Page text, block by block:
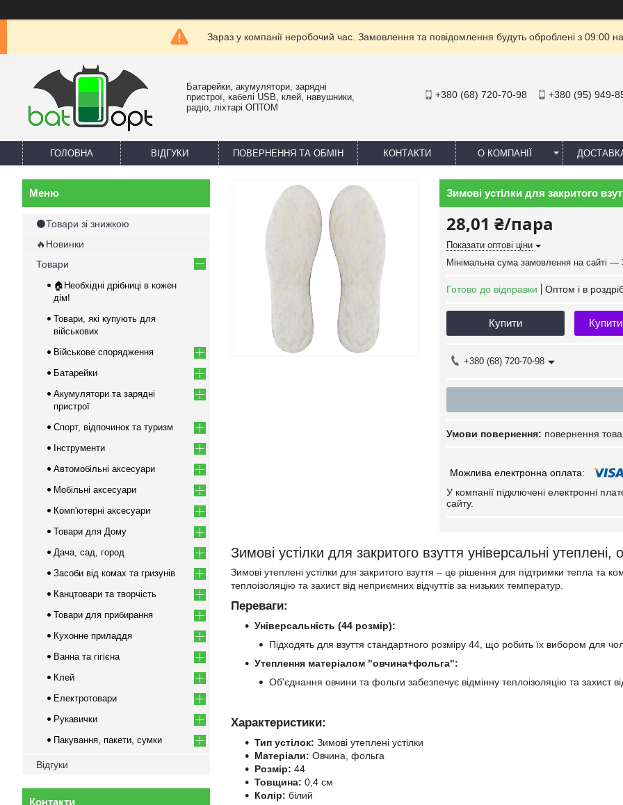
Зараз у компанії неробочий час. Замовлення та повідомлення будуть оброблені з 09:00
Батарейки, акумулятори, зарядні
пристрої, кабелі USB, клей, навушники,
радіо, ліхтарі ОПТОМ
+380 (68) 720-70-98 +380 (95) 949-
ГОЛОВНА ВІДГУКИ ПОВЕРНЕННЯ ТА ОБМІН КОНТАКТИ О КОМПАНІЇ
Зимові устілки для закритого
28,01 ₴/пара
Показати оптові ціни
Мінімальна сума замовлення на сайті —
Готово до відправки Оптом і в
Купити
+380 (68) 720-70-98
повернення
У компанії підключені електронні
сайту.
Зимові устілки для закритого взуття універсальні
Зимові утеплені устілки для закритого взуття – це рішення для підтримки тепла та
теплоізоляцію та захист від неприємних відчуттів за низьких температур.
Переваги:
Універсальність (44 розмір):
Підходять для взуття стандартного розміру 44, що робить їх вибором для
Утеплення матеріалом "овчина+фольга":
Об'єднання овчини та фольги забезпечує відмінну теплоізоляцію та захист
Характеристики:
Тип устілок: Зимові утеплені устілки
Матеріали: Овчина, фольга
Розмір: 44
Товщина: 0,4 см
Колір: білий
⚫Товари зі знижкою
🔥Новинки
Товари
🏠Необхідні дрібниці в кожен
дім!
Товари, які купують для
військових
Військове спорядження
Батарейки
Акумулятори та зарядні
пристрої
Спорт, відпочинок та туризм
Інструменти
Автомобільні аксесуари
Мобільні аксесуари
Комп'ютерні аксесуари
Товари для Дому
Дача, сад, город
Засоби від комах та гризунів
Канцтовари та творчість
Товари для прибирання
Кухонне приладдя
Ванна та гігієна
Клей
Електротовари
Рукавички
Пакування, пакети, сумки
Відгуки
Контакти